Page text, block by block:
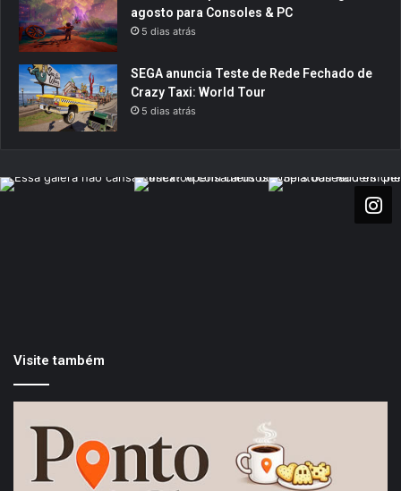
agosto para Consoles & PC
5 dias atrás
SEGA anuncia Teste de Rede Fechado de
Crazy Taxi: World Tour
5 dias atrás
Visite também